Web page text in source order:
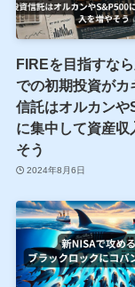
FIREを目指すな
での初期投資がカ
信託はオルカンや
に集中して資産収
そう
2024年8月6日